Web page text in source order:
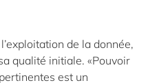
de la donnée,
qualité initiale. «Pouvoir
est un